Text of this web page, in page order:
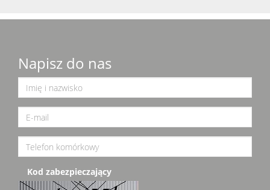
Napisz do nas
Kod zabezpieczający